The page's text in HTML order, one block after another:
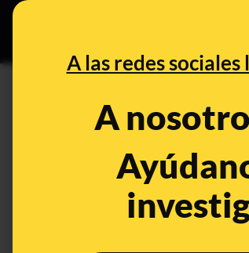
A las redes sociales
A
¿Aldama dona
de los guardias
This